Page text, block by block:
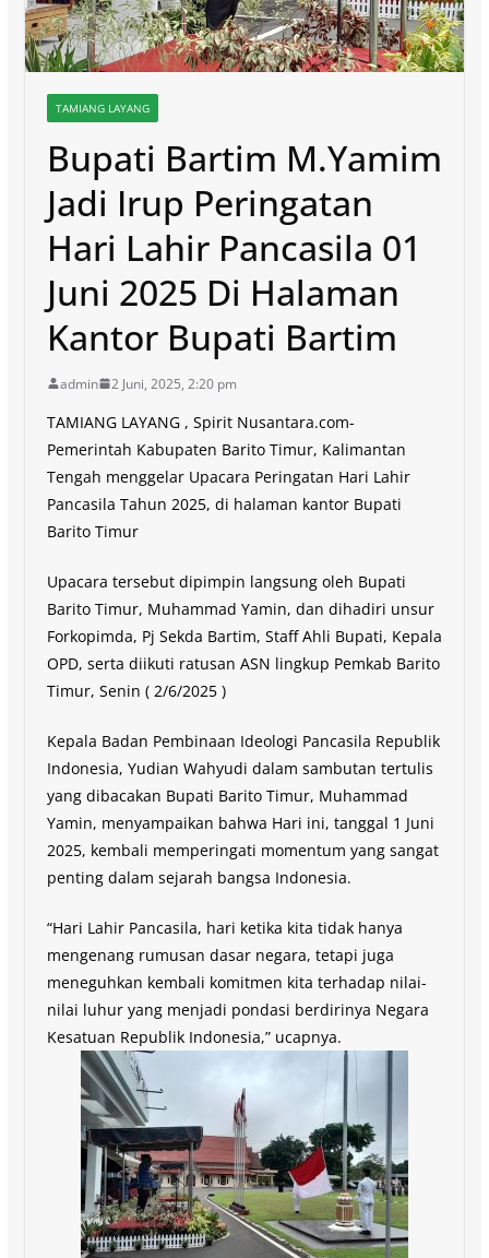
TAMIANG LAYANG
Bupati Bartim M.Yamim
Jadi Irup Peringatan
Hari Lahir Pancasila 01
Juni 2025 Di Halaman
Kantor Bupati Bartim
admin 2 Juni, 2025, 2:20 pm
TAMIANG LAYANG , Spirit Nusantara.com-
Pemerintah Kabupaten Barito Timur, Kalimantan
Tengah menggelar Upacara Peringatan Hari Lahir
Pancasila Tahun 2025, di halaman kantor Bupati
Barito Timur
Upacara tersebut dipimpin langsung oleh Bupati
Barito Timur, Muhammad Yamin, dan dihadiri unsur
Forkopimda, Pj Sekda Bartim, Staff Ahli Bupati, Kepala
OPD, serta diikuti ratusan ASN lingkup Pemkab Barito
Timur, Senin ( 2/6/2025 )
Kepala Badan Pembinaan Ideologi Pancasila Republik
Indonesia, Yudian Wahyudi dalam sambutan tertulis
yang dibacakan Bupati Barito Timur, Muhammad
Yamin, menyampaikan bahwa Hari ini, tanggal 1 Juni
2025, kembali memperingati momentum yang sangat
penting dalam sejarah bangsa Indonesia.
“Hari Lahir Pancasila, hari ketika kita tidak hanya
mengenang rumusan dasar negara, tetapi juga
meneguhkan kembali komitmen kita terhadap nilai-
nilai luhur yang menjadi pondasi berdirinya Negara
Kesatuan Republik Indonesia,” ucapnya.